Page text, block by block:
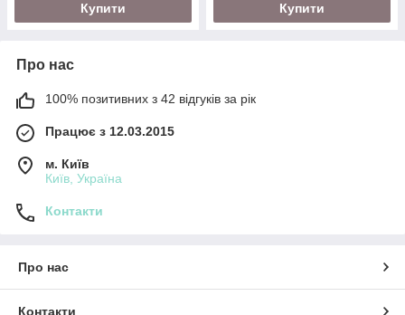
Купити Купити
Про нас
100% позитивних з 42 відгуків за рік
Працює з 12.03.2015
м. Київ
Київ, Україна
Контакти
Про нас
Контакти